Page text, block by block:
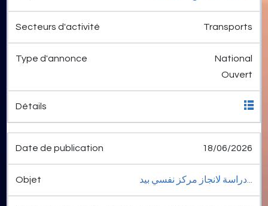
Transports
National
Ouvert
18/06/2026
دراسة لانجاز مركز نفسي بيد...